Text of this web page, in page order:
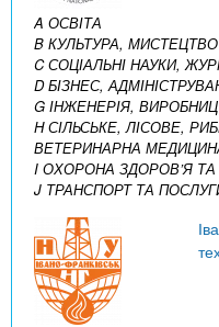
A ОСВІТА
B КУЛЬТУРА,
C СОЦІАЛЬНІ НАУКИ,
D БІЗНЕС,
G ІНЖЕНЕРІЯ,
H СІЛЬСЬКЕ, ЛІСОВЕ,
ВЕТЕРИНАРНА
I ОХОРОНА ЗДОРОВ’Я
J ТРАНСПОРТ ТА